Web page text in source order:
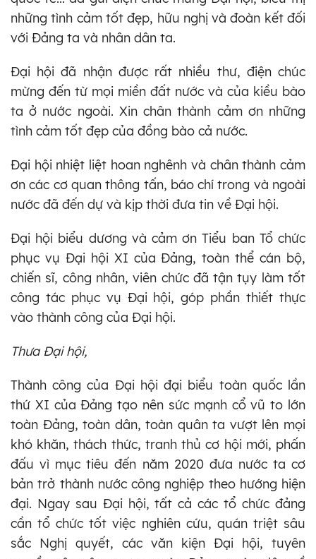
những tình cảm tốt đẹp, hữu nghị và đoàn kết đối
với Đảng ta và nhân dân ta.
Đại hội đã nhận được rất nhiều thư, điện chúc
mừng đến từ mọi miền đất nước và của kiều bào
ta ở nước ngoài. Xin chân thành cảm ơn những
tình cảm tốt đẹp của đồng bào cả nước.
Đại hội nhiệt liệt hoan nghênh và chân thành cảm
ơn các cơ quan thông tấn, báo chí trong và ngoài
nước đã đến dự và kịp thời đưa tin về Đại hội.
Đại hội biểu dương và cảm ơn Tiểu ban Tổ chức
phục vụ Đại hội XI của Đảng, toàn thể cán bộ,
chiến sĩ, công nhân, viên chức đã tận tụy làm tốt
công tác phục vụ Đại hội, góp phần thiết thực
vào thành công của Đại hội.
Thưa Đại hội,
Thành công của Đại hội đại biểu toàn quốc lần
thứ XI của Đảng tạo nên sức mạnh cổ vũ to lớn
toàn Đảng, toàn dân, toàn quân ta vượt lên mọi
khó khăn, thách thức, tranh thủ cơ hội mới, phấn
đấu vì mục tiêu đến năm 2020 đưa nước ta cơ
bản trở thành nước công nghiệp theo hướng hiện
đại. Ngay sau Đại hội, tất cả các tổ chức đảng
cần tổ chức tốt việc nghiên cứu, quán triệt sâu
sắc Nghị quyết, các văn kiện Đại hội, tuyên